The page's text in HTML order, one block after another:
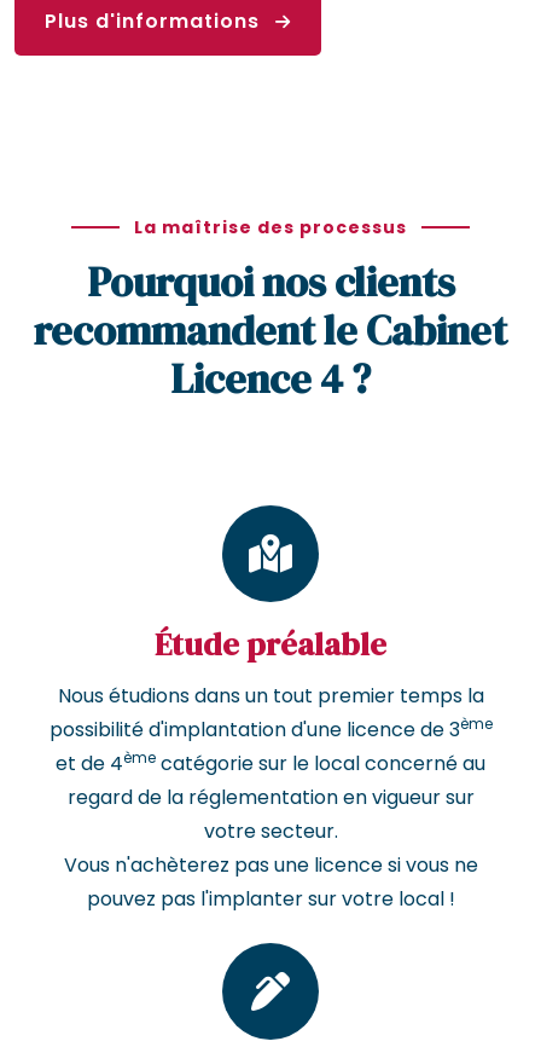
Plus d'informations
La maîtrise des processus
Pourquoi nos clients
recommandent le Cabinet
Licence 4 ?
Étude préalable
Nous étudions dans un tout premier temps la
possibilité d'implantation d'une licence de 3ème
et de 4ème catégorie sur le local concerné au
regard de la réglementation en vigueur sur
votre secteur.
Vous n'achèterez pas une licence si vous ne
pouvez pas l'implanter sur votre local !